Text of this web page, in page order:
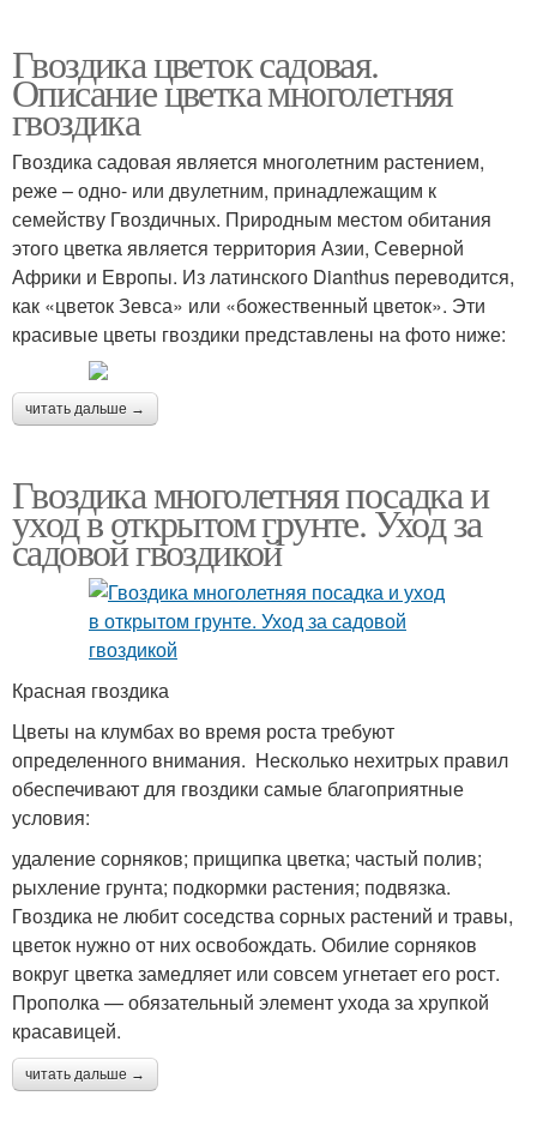
Гвоздика цветок садовая.
Описание цветка многолетняя
гвоздика
Гвоздика садовая является многолетним растением,
реже – одно- или двулетним, принадлежащим к
семейству Гвоздичных. Природным местом обитания
этого цветка является территория Азии, Северной
Африки и Европы. Из латинского Dianthus переводится,
как «цветок Зевса» или «божественный цветок». Эти
красивые цветы гвоздики представлены на фото ниже:
читать дальше →
Гвоздика многолетняя посадка и
уход в открытом грунте. Уход за
садовой гвоздикой
Красная гвоздика
Цветы на клумбах во время роста требуют
определенного внимания. Несколько нехитрых правил
обеспечивают для гвоздики самые благоприятные
условия:
удаление сорняков; прищипка цветка; частый полив;
рыхление грунта; подкормки растения; подвязка.
Гвоздика не любит соседства сорных растений и травы,
цветок нужно от них освобождать. Обилие сорняков
вокруг цветка замедляет или совсем угнетает его рост.
Прополка — обязательный элемент ухода за хрупкой
красавицей.
читать дальше →